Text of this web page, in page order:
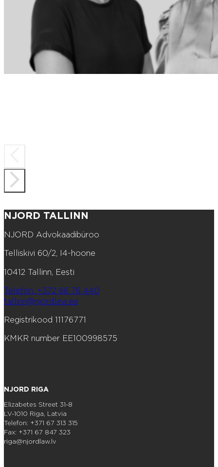
NJORD TALLINN
NJORD Advokaadibüroo
Telliskivi 60/2, I4-hoone
10412 Tallinn, Eesti
Telefon: +372 66 76 440
tallinn@njordlaw.ee
Registrikood 11176771
KMKR number EE100998575
NJORD RIGA
Elizabetes Street 31-8
LV-1010 Riga, Latvia
Telefon: +371 67 313 315
Fax: +371 67 847 323
riga@njordlaw.lv